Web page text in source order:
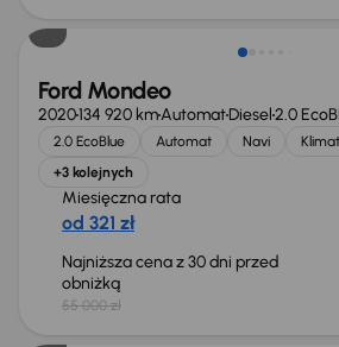
Ford Mondeo
2020134 920 kmAutomatDiesel2.0
2.0 EcoBlue Automat Navi
+3 kolejnych
Miesięczna rata
od 321 zł
Najniższa cena z 30 dni przed
obniżką
55 000 zł